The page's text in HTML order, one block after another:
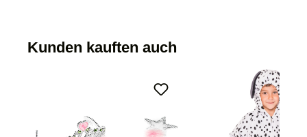
Kunden kauften auch